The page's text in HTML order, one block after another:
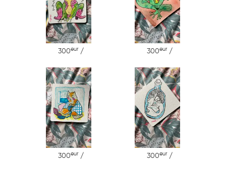
300eur / 300eur /
300eur / 300eur /